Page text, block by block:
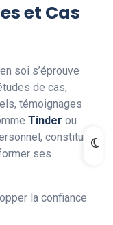
et Cas
soi s’éprouve
de cas,
témoignages
Tinder ou
constituent
ses
la confiance